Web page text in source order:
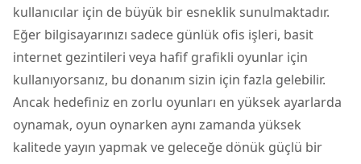
kullanıcılar için de büyük bir esneklik sunulmaktadır.
Eğer bilgisayarınızı sadece günlük ofis işleri, basit
internet gezintileri veya hafif grafikli oyunlar için
kullanıyorsanız, bu donanım sizin için fazla gelebilir.
Ancak hedefiniz en zorlu oyunları en yüksek ayarlarda
oynamak, oyun oynarken aynı zamanda yüksek
kalitede yayın yapmak ve geleceğe dönük güçlü bir